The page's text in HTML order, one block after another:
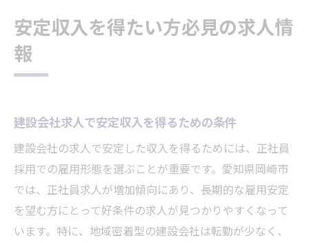
安定収入を得たい方必見の求人情
報
建設会社求人で安定収入を得るための条件
建設会社の求人で安定した収入を得るためには、正社員
採用での雇用形態を選ぶことが重要です。愛知県岡崎市
では、正社員求人が増加傾向にあり、長期的な雇用安定
を望む方にとって好条件の求人が見つかりやすくなって
います。特に、地域密着型の建設会社は転勤が少なく、